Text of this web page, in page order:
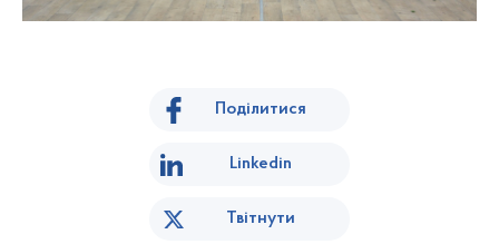
Поділитися
Linkedin
Твітнути